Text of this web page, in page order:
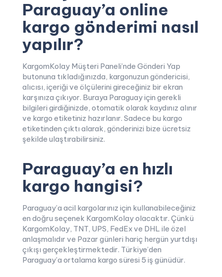
Paraguay’a online
kargo gönderimi nasıl
yapılır?
KargomKolay Müşteri Paneli’nde Gönderi Yap
butonuna tıkladığınızda, kargonuzun göndericisi,
alıcısı, içeriği ve ölçülerini gireceğiniz bir ekran
karşınıza çıkıyor. Buraya Paraguay için gerekli
bilgileri girdiğinizde, otomatik olarak kaydınız alınır
ve kargo etiketiniz hazırlanır. Sadece bu kargo
etiketinden çıktı alarak, gönderinizi bize ücretsiz
şekilde ulaştırabilirsiniz.
Paraguay’a en hızlı
kargo hangisi?
Paraguay’a acil kargolarınız için kullanabileceğiniz
en doğru seçenek KargomKolay olacaktır. Çünkü
KargomKolay, TNT, UPS, FedEx ve DHL ile özel
anlaşmalıdır ve Pazar günleri hariç hergün yurtdışı
çıkışı gerçekleştirmektedir. Türkiye’den
Paraguay’a ortalama kargo süresi 5 iş günüdür.